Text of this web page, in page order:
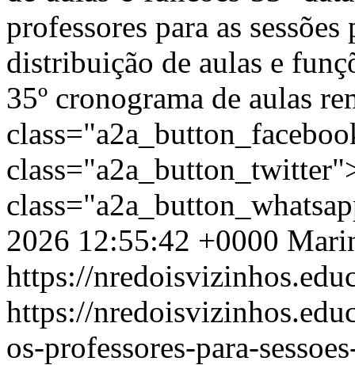
professores para as
distribuição de aulas e
35º cronograma de aulas
2026 12:55:42 +0000
https://
https://
os-professores-para-